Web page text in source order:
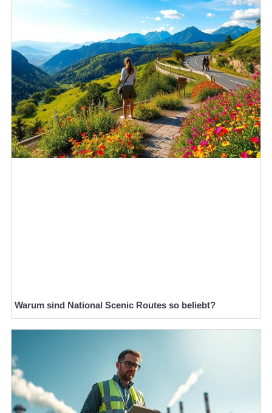
Warum sind National Scenic Routes so beliebt?